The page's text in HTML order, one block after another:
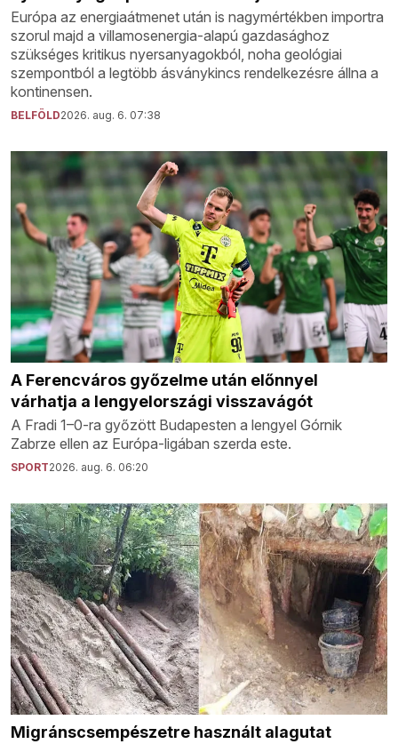
Európa az energiaátmenet után is nagymértékben importra
szorul majd a villamosenergia-alapú gazdasághoz
szükséges kritikus nyersanyagokból, noha geológiai
szempontból a legtöbb ásványkincs rendelkezésre állna a
kontinensen.
BELFÖLD2026. aug. 6. 07:38
A Ferencváros győzelme után előnnyel
várhatja a lengyelországi visszavágót
A Fradi 1–0-ra győzött Budapesten a lengyel Górnik
Zabrze ellen az Európa-ligában szerda este.
SPORT2026. aug. 6. 06:20
Migránscsempészetre használt alagutat